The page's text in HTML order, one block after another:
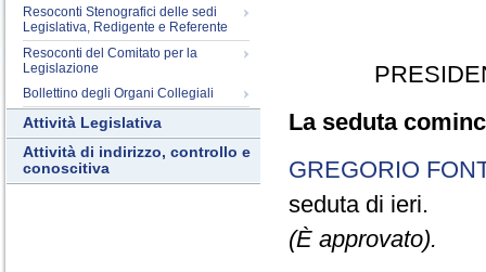
Resoconti Stenografici delle sedi
Legislativa, Redigente e Referente
Resoconti del Comitato per la
Legislazione
Bollettino degli Organi Collegiali
Attività Legislativa
Attività di indirizzo, controllo e
conoscitiva
La seduta
GREGORIO
seduta di ieri.
(È approvato).